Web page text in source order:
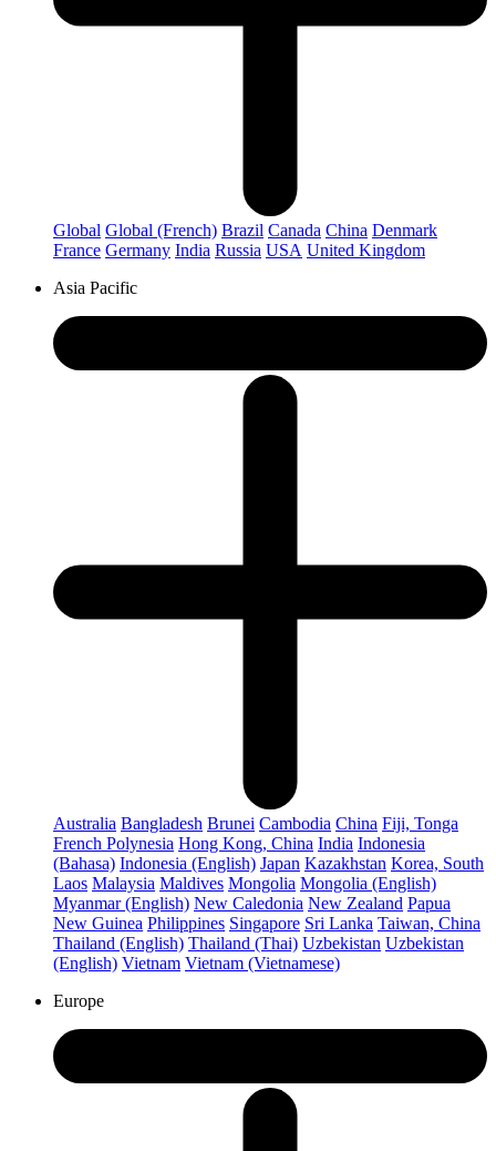
Global Global (French) Brazil Canada China Denmark
France Germany India Russia USA United Kingdom
Asia Pacific
Australia Bangladesh Brunei Cambodia China Fiji, Tonga
French Polynesia Hong Kong, China India Indonesia
(Bahasa) Indonesia (English) Japan Kazakhstan Korea, South
Laos Malaysia Maldives Mongolia Mongolia (English)
Myanmar (English) New Caledonia New Zealand Papua
New Guinea Philippines Singapore Sri Lanka Taiwan, China
Thailand (English) Thailand (Thai) Uzbekistan Uzbekistan
(English) Vietnam Vietnam (Vietnamese)
Europe